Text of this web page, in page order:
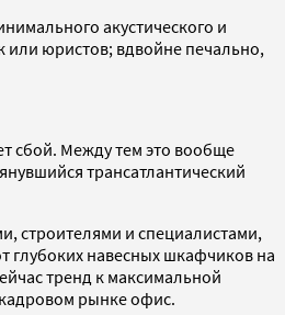
акустического и
или юристов; вдвойне печально,
сбой. Между тем это вообще
трансатлантический
строителями и специалистами,
глубоких навесных шкафчиков на
тренд к максимальной
рынке офис.